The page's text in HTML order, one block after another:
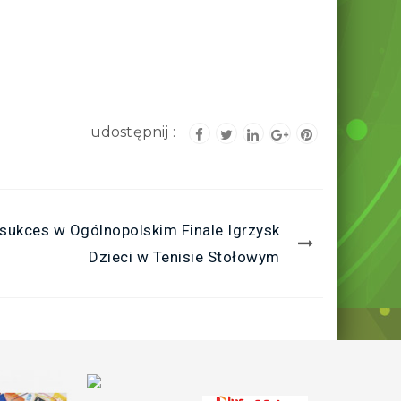
w Ogólnopolskim Finale Igrzysk
Dzieci w Tenisie Stołowym